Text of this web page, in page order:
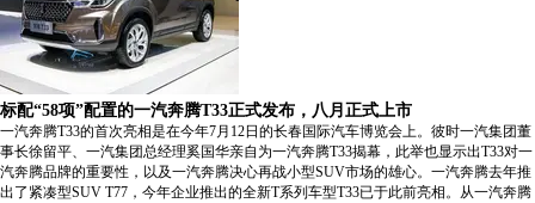
标配“58项”配置的一汽奔腾T33正式发布，八月正式上市
一汽奔腾T33的首次亮相是在今年7月12日的长春国际汽车博览会上。彼时一汽集团董
事长徐留平、一汽集团总经理奚国华亲自为一汽奔腾T33揭幕，此举也显示出T33对一
汽奔腾品牌的重要性，以及一汽奔腾决心再战小型SUV市场的雄心。一汽奔腾去年推
出了紧凑型SUV T77，今年企业推出的全新T系列车型T33已于此前亮相。从一汽奔腾